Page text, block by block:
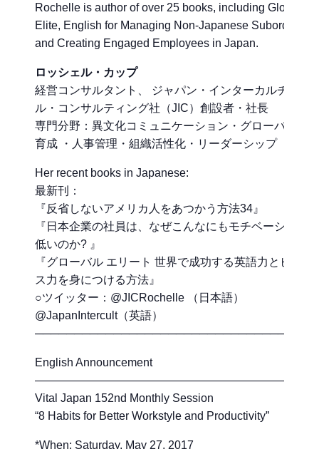
Rochelle is author of over 25 books, including Global
Elite, English for Managing Non-Japanese
and Creating Engaged Employees in Japan.
ロッシェル・カップ
経営コンサルタント、 ジャパン・インターカルチュラ
ル・コンサルティング社（JIC）創設者・社長
専門分野：異文化コミュニケーション・グローバル人材
育成 ・人事管理・組織活性化・リーダーシップ
Her recent books in Japanese:
最新刊：
『反省しないアメリカ人をあつかう方法34』
『日本企業の社員は、なぜこんなにもモチベーションが
低いのか? 』
『グローバル エリート 世界で成功する英語力とビジネ
ス力を身につける方法』
○ツイッター：@JICRochelle （日本語）
@JapanIntercult（英語）
English Announcement
———————————————————————-
Vital Japan 152nd Monthly Session
“8 Habits for Better Workstyle and Productivity”
*When: Saturday, May 27, 2017